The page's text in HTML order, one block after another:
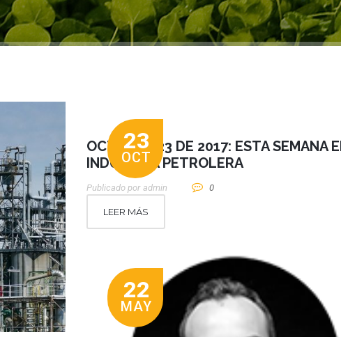
23
OCT
OCTUBRE 23 DE 2017: ESTA SEMANA
INDUSTRIA PETROLERA
Publicado por Admin 0
LEER MÁS
22
MAY